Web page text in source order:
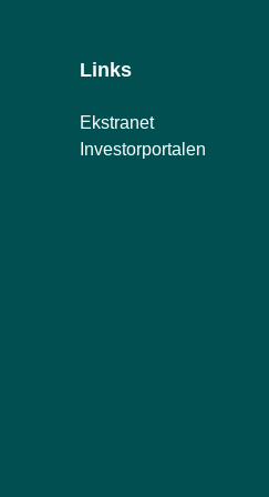
Links
Ekstranet
Investorportalen